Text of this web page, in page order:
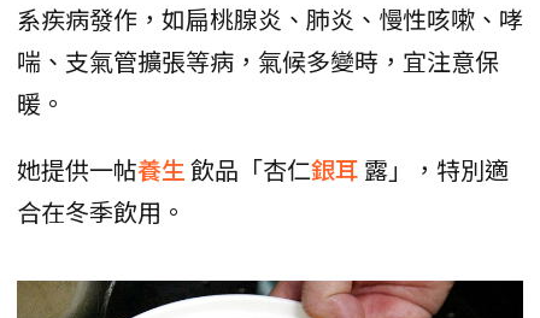
系疾病發作，如扁桃腺炎、肺炎、慢性咳嗽、哮
喘、支氣管擴張等病，氣候多變時，宜注意保
暖。
她提供一帖養生飲品「杏仁銀耳 露」，特別適
合在冬季飲用。